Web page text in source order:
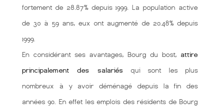
fortement de 28.87% depuis 1999. La population active
de 30 à 59 ans, eux ont augmenté de 20.48% depuis
1999.
En considérant ses avantages, Bourg du bost, attire
principalement des salariés qui sont les plus
nombreux à y avoir déménagé depuis la fin des
années 90. En effet les emplois des résidents de Bourg